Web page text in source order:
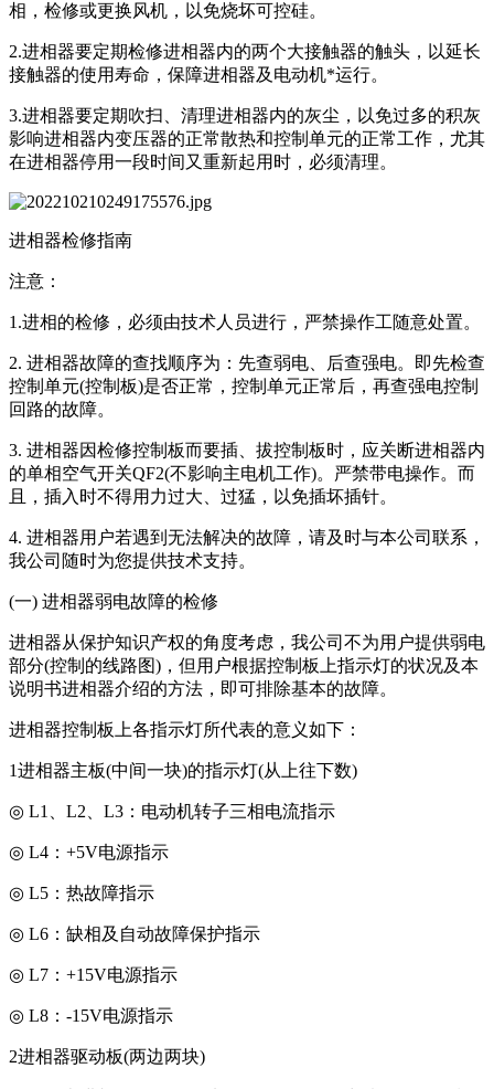
相，检修或更换风机，以免烧坏可控硅。
2.进相器要定期检修进相器内的两个大接触器的触头，以延长
接触器的使用寿命，保障进相器及电动机*运行。
3.进相器要定期吹扫、清理进相器内的灰尘，以免过多的积灰
影响进相器内变压器的正常散热和控制单元的正常工作，尤其
在进相器停用一段时间又重新起用时，必须清理。
进相器检修指南
注意：
1.进相的检修，必须由技术人员进行，严禁操作工随意处置。
2. 进相器故障的查找顺序为：先查弱电、后查强电。即先检查
控制单元(控制板)是否正常，控制单元正常后，再查强电控制
回路的故障。
3. 进相器因检修控制板而要插、拔控制板时，应关断进相器内
的单相空气开关QF2(不影响主电机工作)。严禁带电操作。而
且，插入时不得用力过大、过猛，以免插坏插针。
4. 进相器用户若遇到无法解决的故障，请及时与本公司联系，
我公司随时为您提供技术支持。
(一) 进相器弱电故障的检修
进相器从保护知识产权的角度考虑，我公司不为用户提供弱电
部分(控制的线路图)，但用户根据控制板上指示灯的状况及本
说明书进相器介绍的方法，即可排除基本的故障。
进相器控制板上各指示灯所代表的意义如下：
1进相器主板(中间一块)的指示灯(从上往下数)
◎ L1、L2、L3：电动机转子三相电流指示
◎ L4：+5V电源指示
◎ L5：热故障指示
◎ L6：缺相及自动故障保护指示
◎ L7：+15V电源指示
◎ L8：-15V电源指示
2进相器驱动板(两边两块)